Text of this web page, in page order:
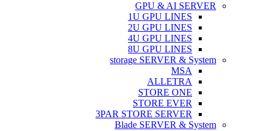
GPU & AI SERVER
1U GPU LINES
2U GPU LINES
4U GPU LINES
8U GPU LINES
storage SERVER & System
MSA
ALLETRA
STORE ONE
STORE EVER
3PAR STORE SERVER
Blade SERVER & System